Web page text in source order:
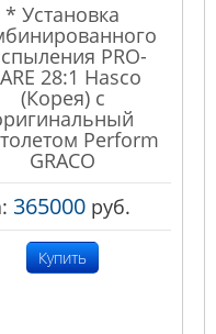
* Установка
PRO-
28:1 Hasco
(Корея) с
Perform
GRACO
365000 руб.
Купить